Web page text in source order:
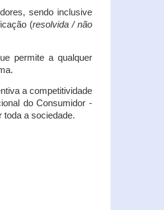
sendo inclusive
(resolvida / não
permite a qualquer
a competitividade
do Consumidor -
toda a sociedade.